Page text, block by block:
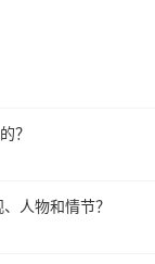
？
人物和情节？